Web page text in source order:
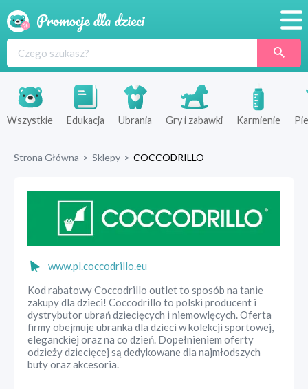
Produkty
Sklepy
Wszystkie Edukacja Ubrania Gry i zabawki Karmienie
Strona Główna > Sklepy > COCCODRILLO
www.pl.coccodrillo.eu
Kod rabatowy Coccodrillo outlet to sposób na tanie
zakupy dla dzieci! Coccodrillo to polski producent i
dystrybutor ubrań dziecięcych i niemowlęcych. Oferta
firmy obejmuje ubranka dla dzieci w kolekcji sportowej,
eleganckiej oraz na co dzień. Dopełnieniem oferty
odzieży dziecięcej są dedykowane dla najmłodszych
buty oraz akcesoria.